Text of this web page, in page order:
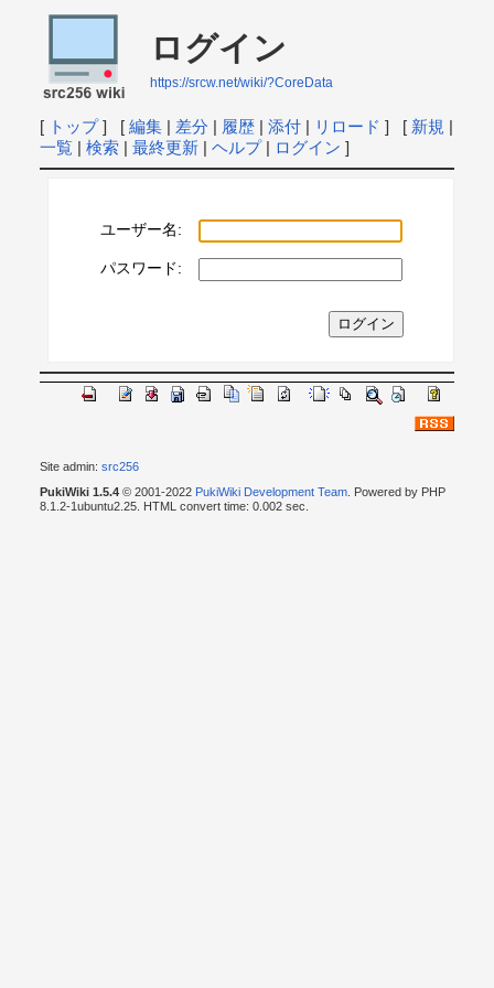
ログイン
https://srcw.net/wiki/?CoreData
[ トップ] [ 編集| 差分 | 履歴| 添付| リロード ] [ 新規 |
一覧| 検索| 最終更新| ヘルプ| ログイン ]
ユーザー名:
パスワード:
Site admin: src256
PukiWiki 1.5.4© 2001-2022 PukiWiki Development Team. Powered by PHP
8.1.2-1ubuntu2.25. HTML convert time: 0.002 sec.